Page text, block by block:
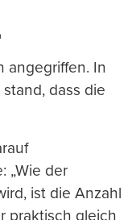
angegriffen. In
dass die
„Wie der
ist die Anzahl
praktisch gleich